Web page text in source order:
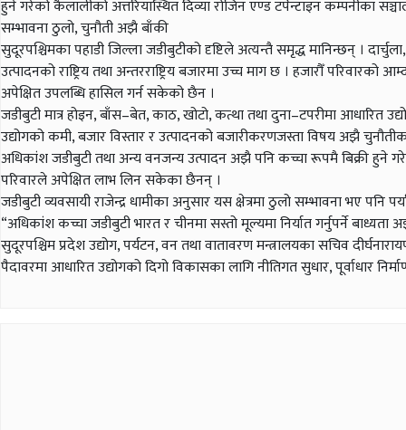
हुने गरेको कैलालीको अत्तरियास्थित दिव्या रोजिन एण्ड टर्पेन्टाइन कम्पनीका
सम्भावना ठुलो, चुनौती अझै बाँकी
सुदूरपश्चिमका पहाडी जिल्ला जडीबुटीको दृष्टिले अत्यन्तै समृद्ध मानिन्छन् ।
उत्पादनको राष्ट्रिय तथा अन्तरराष्ट्रिय बजारमा उच्च माग छ । हजारौँ
अपेक्षित उपलब्धि हासिल गर्न सकेको छैन ।
जडीबुटी मात्र होइन, बाँस–बेत, काठ, खोटो, कत्था तथा दुना–टपरीमा आधारित
उद्योगको कमी, बजार विस्तार र उत्पादनको बजारीकरणजस्ता विषय अझै
अधिकांश जडीबुटी तथा अन्य वनजन्य उत्पादन अझै पनि कच्चा रूपमै बिक्री हुने
परिवारले अपेक्षित लाभ लिन सकेका छैनन् ।
जडीबुटी व्यवसायी राजेन्द्र धामीका अनुसार यस क्षेत्रमा ठुलो सम्भावना भए
“अधिकांश कच्चा जडीबुटी भारत र चीनमा सस्तो मूल्यमा निर्यात गर्नुपर्ने
सुदूरपश्चिम प्रदेश उद्योग, पर्यटन, वन तथा वातावरण मन्त्रालयका सचिव
पैदावरमा आधारित उद्योगको दिगो विकासका लागि नीतिगत सुधार, पूर्वाधार